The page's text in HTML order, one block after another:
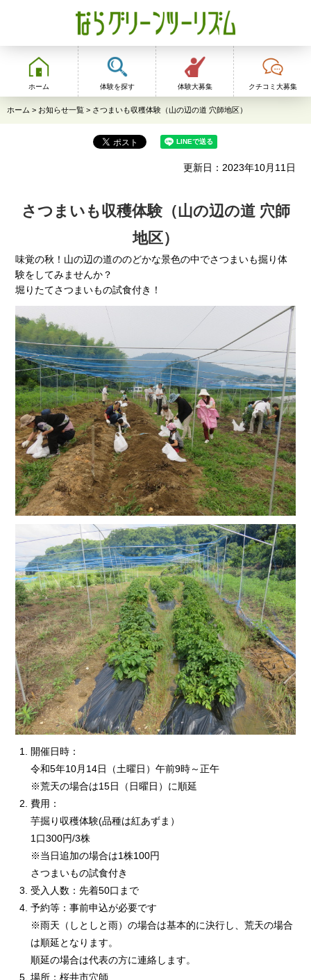
ならグリーンツーリ
ズム
ホーム 体験を探す 体験大募集 クチコミ大募集
ホーム > お知らせ一覧 > さつまいも収穫体験（山の辺の道 穴師地区）
更新日：2023年10月11日
さつまいも収穫体験（山の辺の道 穴師
地区）
味覚の秋！山の辺の道ののどかな景色の中でさつまいも掘り体
験をしてみませんか？
堀りたてさつまいもの試食付き！
開催日時：
令和5年10月14日（土曜日）午前9時～正午
※荒天の場合は15日（日曜日）に順延
費用：
芋掘り収穫体験(品種は紅あずま）
1口300円/3株
※当日追加の場合は1株100円
さつまいもの試食付き
受入人数：先着50口まで
予約等：事前申込が必要です
※雨天（しとしと雨）の場合は基本的に決行し、荒天の場合
は順延となります。
順延の場合は代表の方に連絡します。
場所：桜井市穴師